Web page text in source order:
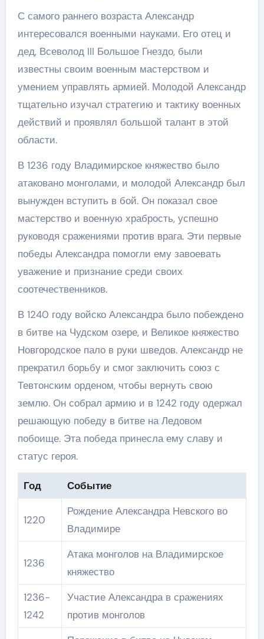
С самого раннего возраста Александр
интересовался военными науками. Его отец и
дед, Всеволод III Большое Гнездо, были
известны своим военным мастерством и
умением управлять армией. Молодой Александр
тщательно изучал стратегию и тактику военных
действий и проявлял большой талант в этой
области.
В 1236 году Владимирское княжество было
атаковано монголами, и молодой Александр был
вынужден вступить в бой. Он показал свое
мастерство и военную храбрость, успешно
руководя сражениями против врага. Эти первые
победы Александра помогли ему завоевать
уважение и признание среди своих
соотечественников.
В 1240 году войско Александра было побеждено
в битве на Чудском озере, и Великое княжество
Новгородское пало в руки шведов. Александр не
прекратил борьбу и смог заключить союз с
Тевтонским орденом, чтобы вернуть свою
землю. Он собрал армию и в 1242 году одержал
решающую победу в битве на Ледовом
побоище. Эта победа принесла ему славу и
статус героя.
Год Событие
1220
Рождение Александра Невского во
Владимире
1236
Атака монголов на Владимирское
княжество
1236-
1242
Участие Александра в сражениях
против монголов